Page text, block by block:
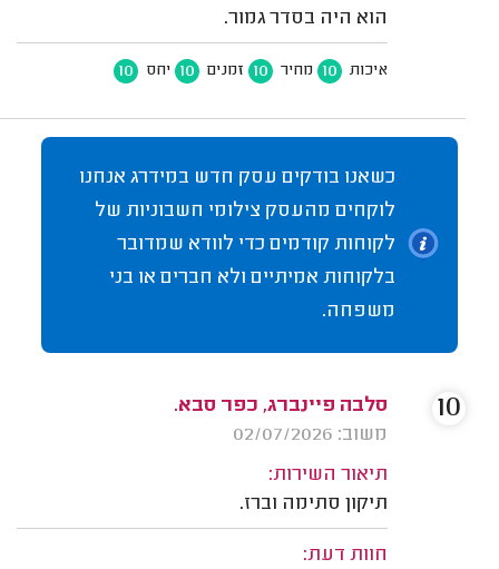
הוא היה בסדר גמור.
איכות 10 מחיר 10 זמנים 10 יחס 10
כשאנו בודקים עסק חדש במידרג אנחנו
לוקחים מהעסק צילומי חשבוניות של
לקוחות קודמים כדי לוודא שמדובר
בלקוחות אמיתיים ולא חברים או בני
משפחה.
סלבה פיינברג, כפר סבא.
משוב: 02/07/2026
תיאור השירות:
תיקון סתימה וברז.
חוות דעת:
10